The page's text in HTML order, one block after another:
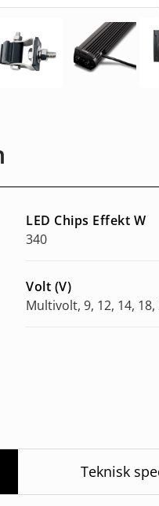
LED Chips Effekt W
340
Volt (V)
Multivolt, 9, 12, 14, 18,
Teknisk